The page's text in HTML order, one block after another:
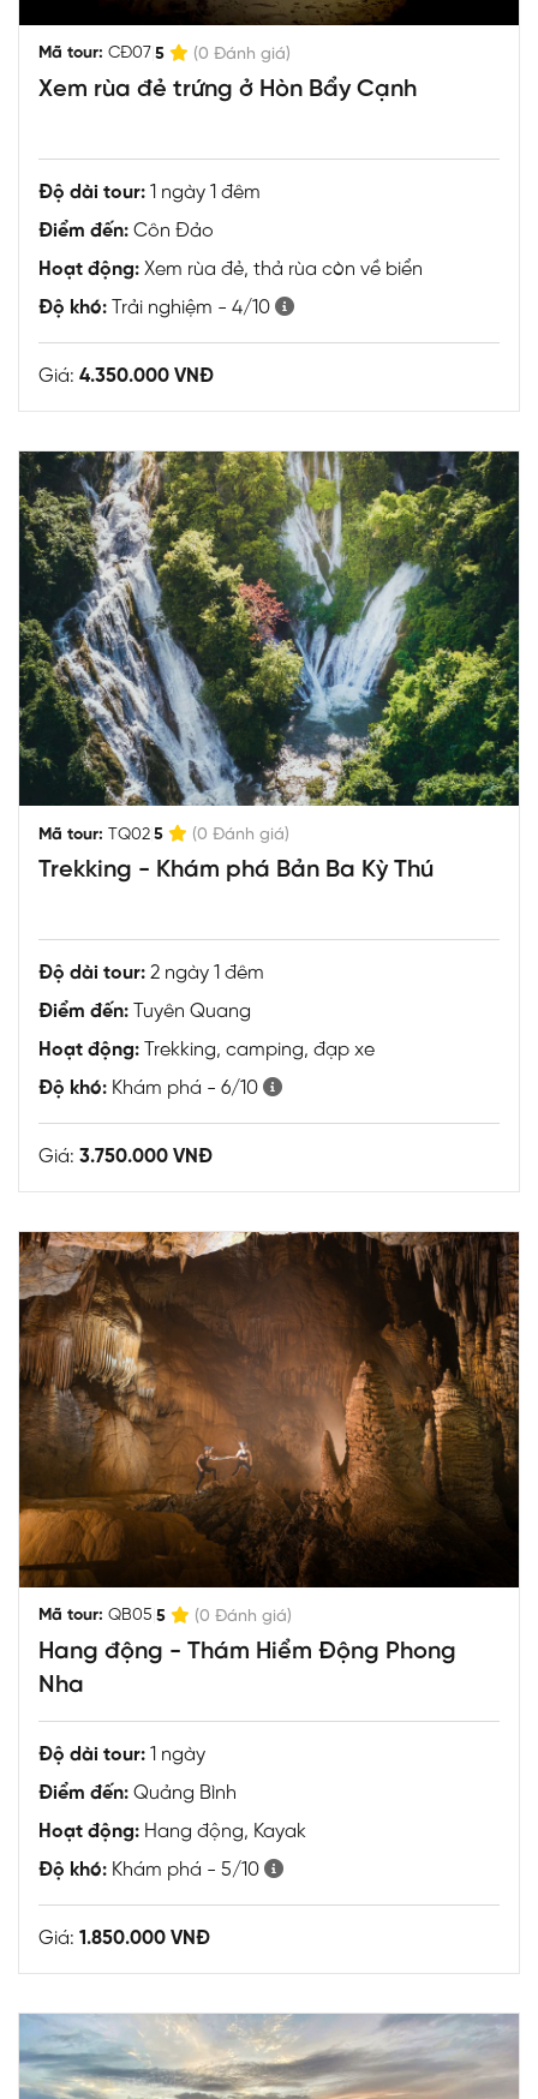
Mã tour: CĐ07 5 (0 Đánh giá)
Xem rùa đẻ trứng ở Hòn Bẩy Cạnh
Độ dài tour: 1 ngày 1 đêm
Điểm đến: Côn Đảo
Hoạt động: Xem rùa đẻ, thả rùa còn về biển
Độ khó:
Trải nghiệm - 4/10
Giá: 4.350.000 VNĐ
Mã tour: TQ02 5 (0 Đánh giá)
Trekking - Khám phá Bản Ba Kỳ Thú
Độ dài tour: 2 ngày 1 đêm
Điểm đến: Tuyên Quang
Hoạt động: Trekking, camping, đạp xe
Độ khó: Khám phá - 6/10
Giá: 3.750.000 VNĐ
Mã tour: QB05 5 (0 Đánh giá)
Hang động - Thám Hiểm Động Phong
Nha
Độ dài tour: 1 ngày
Điểm đến: Quảng Bình
Hoạt động: Hang động, Kayak
Độ khó: Khám phá - 5/10
Giá: 1.850.000 VNĐ